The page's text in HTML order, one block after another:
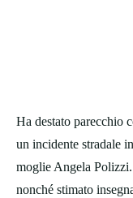
Ha destato parecchio
un incidente stradale
moglie Angela
nonché stimato